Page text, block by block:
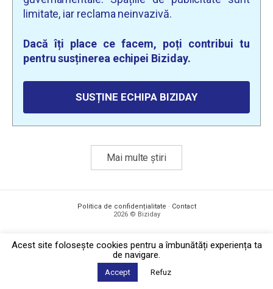
limitate, iar reclama neinvazivă.
Dacă îți place ce facem, poți contribui tu
pentru susținerea echipei Biziday.
SUSȚINE ECHIPA BIZIDAY
Mai multe știri
Politica de confidențialitate · Contact
2026 © Biziday
Acest site foloseşte cookies pentru a îmbunătăți experiența ta
de navigare.
Accept Refuz